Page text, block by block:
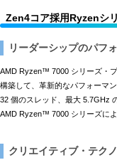
Zen4コア採用Ryzenシ
リーダーシップのパフ
AMD Ryzen™ 7000 シリーズ・
構築して、革新的なパフォーマ
32 個のスレッド、最大 5.7GHz
AMD Ryzen™ 7000 シリーズに
クリエイティブ・テク